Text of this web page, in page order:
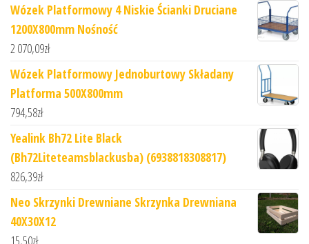
Wózek Platformowy 4 Niskie Ścianki Druciane
1200X800mm Nośność
2 070,09zł
Wózek Platformowy Jednoburtowy Składany
Platforma 500X800mm
794,58zł
Yealink Bh72 Lite Black
(Bh72Liteteamsblackusba) (6938818308817)
826,39zł
Neo Skrzynki Drewniane Skrzynka Drewniana
40X30X12